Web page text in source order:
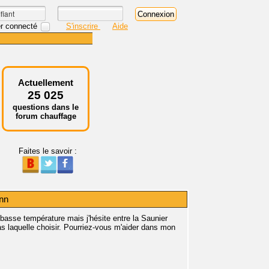
connecté S'inscrire Aide
Actuellement
25 025
questions dans le
forum chauffage
Faites le savoir :
température mais j'hésite entre la Saunier
laquelle choisir. Pourriez-vous m'aider dans mon